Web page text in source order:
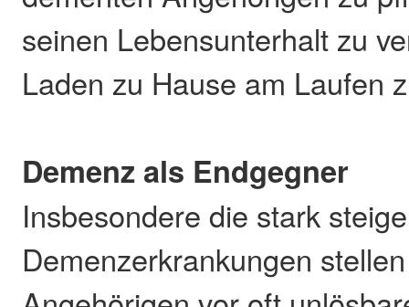
seinen Lebensunterhalt zu
Laden zu Hause am Laufen
Demenz als Endgegner
Insbesondere die stark
Demenzerkrankungen